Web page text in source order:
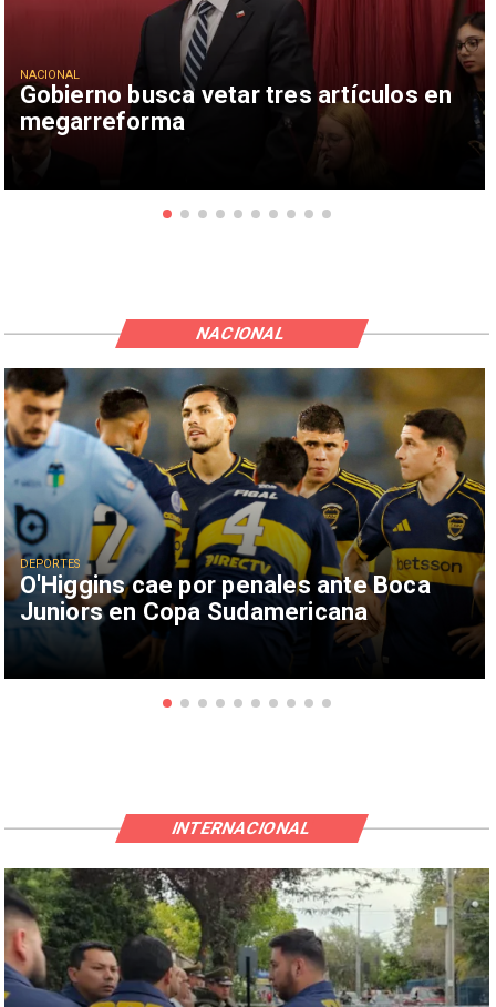
Gobierno busca vetar tres artículos en
megarreforma
NACIONAL
O'Higgins cae por penales ante Boca
Juniors en Copa Sudamericana
DEPORTES
NACIONAL
INTERNACIONAL